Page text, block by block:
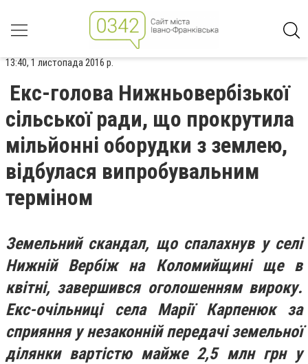
13:40, 1 листопада 2016 р.
Екс-голова Нижньовербізької
сільської ради, що прокрутила
мільйонні оборудки з землею,
відбулася випробувальним
терміном
Земельний скандал, що спалахнув у селі
Нижній Вербіж на Коломийщині ще в
квітні, завершився оголошенням вироку.
Екс-очільниці села Марії Карпенюк за
сприяння у незаконній передачі земельної
ділянки вартістю майже 2,5 млн грн у